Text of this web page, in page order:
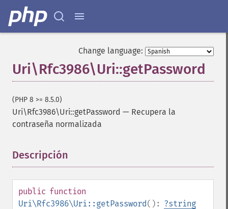
Change language:
Uri\Rfc3986\Uri::getPassword
(PHP 8 >= 8.5.0)
Uri\Rfc3986\Uri::getPassword — Recupera la
contraseña normalizada
Descripción
public function
Uri\Rfc3986\Uri::getPassword(): ?string